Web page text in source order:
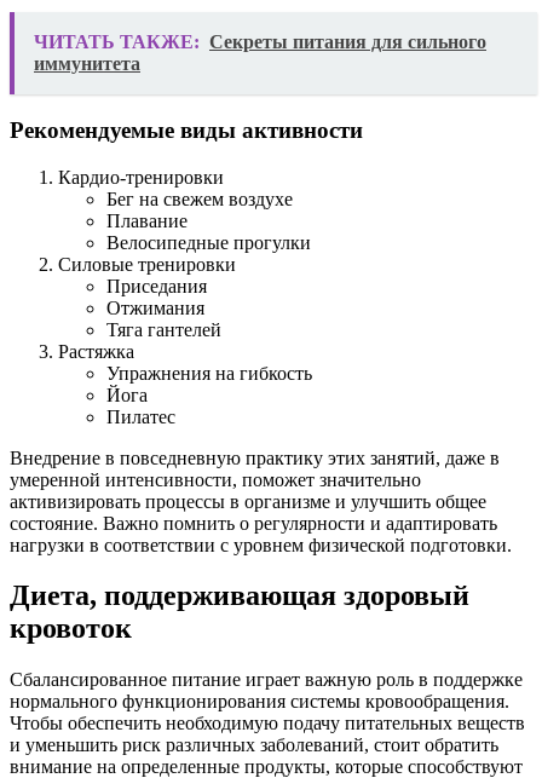
ЧИТАТЬ ТАКЖЕ: Секреты питания для сильного
иммунитета
Рекомендуемые виды активности
Кардио-тренировки
Бег на свежем воздухе
Плавание
Велосипедные прогулки
Силовые тренировки
Приседания
Отжимания
Тяга гантелей
Растяжка
Упражнения на гибкость
Йога
Пилатес
Внедрение в повседневную практику этих занятий, даже в
умеренной интенсивности, поможет значительно
активизировать процессы в организме и улучшить общее
состояние. Важно помнить о регулярности и адаптировать
нагрузки в соответствии с уровнем физической подготовки.
Диета, поддерживающая здоровый
кровоток
Сбалансированное питание играет важную роль в поддержке
нормального функционирования системы кровообращения.
Чтобы обеспечить необходимую подачу питательных веществ
и уменьшить риск различных заболеваний, стоит обратить
внимание на определенные продукты, которые способствуют